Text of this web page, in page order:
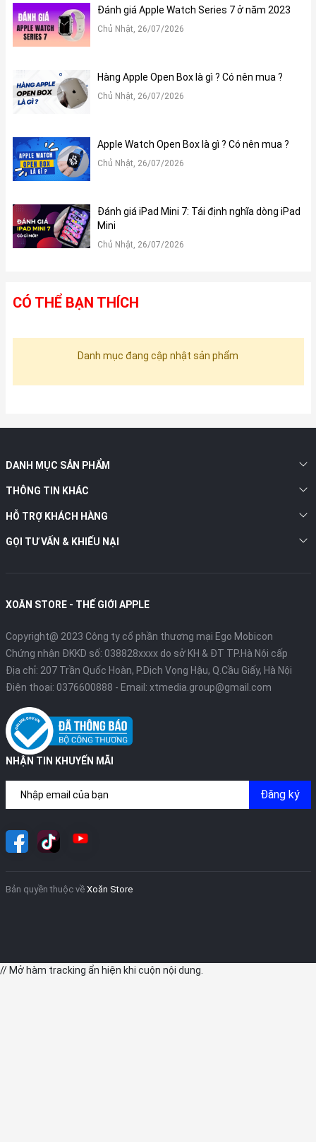
Đánh giá Apple Watch Series 7 ở năm 2023
Chủ Nhật, 26/07/2026
Hàng Apple Open Box là gì ? Có nên mua ?
Chủ Nhật, 26/07/2026
Apple Watch Open Box là gì ? Có nên mua ?
Chủ Nhật, 26/07/2026
Đánh giá iPad Mini 7: Tái định nghĩa dòng iPad
Mini
Chủ Nhật, 26/07/2026
CÓ THỂ BẠN THÍCH
Danh mục đang cập nhật sản phẩm
DANH MỤC SẢN PHẨM
THÔNG TIN KHÁC
HỖ TRỢ KHÁCH HÀNG
GỌI TƯ VẤN & KHIẾU NẠI
XOĂN STORE - THẾ GIỚI APPLE
Copyright@ 2023 Công ty cổ phần thương mại Ego Mobicon
Chứng nhận ĐKKD số: 038828xxxx do sở KH & ĐT TP.Hà Nội cấp
Địa chỉ: 207 Trần Quốc Hoàn, P.Dịch Vọng Hậu, Q.Cầu Giấy, Hà Nội
Điện thoại: 0376600888 - Email: xtmedia.group@gmail.com
NHẬN TIN KHUYẾN MÃI
Đăng ký
Bản quyền thuộc về Xoăn Store
// Mở hàm tracking ẩn hiện khi cuộn nội dung.